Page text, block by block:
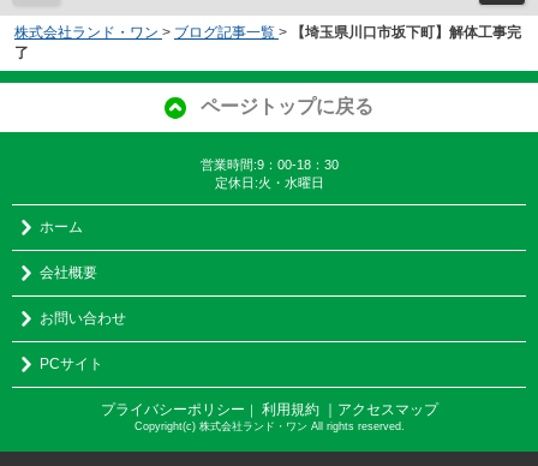
株式会社ランド・ワン > ブログ記事一覧 >
【埼玉県川口市坂下町】解体工事完
了
ページトップに戻る
営業時間:9：00-18：30
定休日:火・水曜日
ホーム
会社概要
お問い合わせ
PCサイト
プライバシーポリシー 利用規約 ｜アクセスマップ
Copyright(c) 株式会社ランド・ワン All rights reserved.